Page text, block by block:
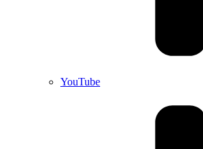
YouTube